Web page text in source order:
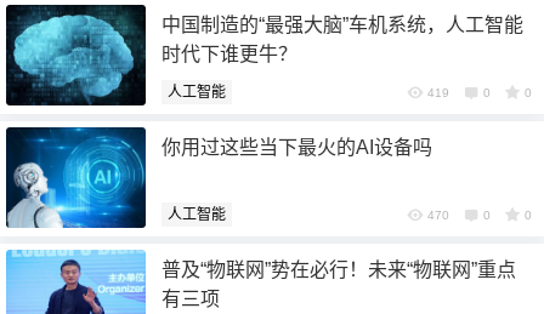
中国制造的“最强大脑”车机系统，人工智能
时代下谁更牛？
人工智能 419 0 0
你用过这些当下最火的AI设备吗
人工智能 470 0 0
普及“物联网”势在必行！未来“物联网”重点
有三项